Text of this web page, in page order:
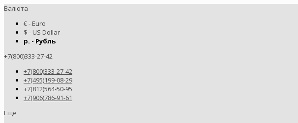
Валюта
€ - Euro
$ - US Dollar
р. - Рубль
+7(800)333-27-42
+7(800)333-27-42
+7(495)199-08-29
+7(812)564-50-95
+7(906)786-91-61
Ещё